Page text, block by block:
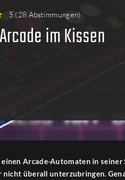
5 (28 Abstimmungen)
im Kissen
Arcade-Automaten in seiner
überall unterzubringen.